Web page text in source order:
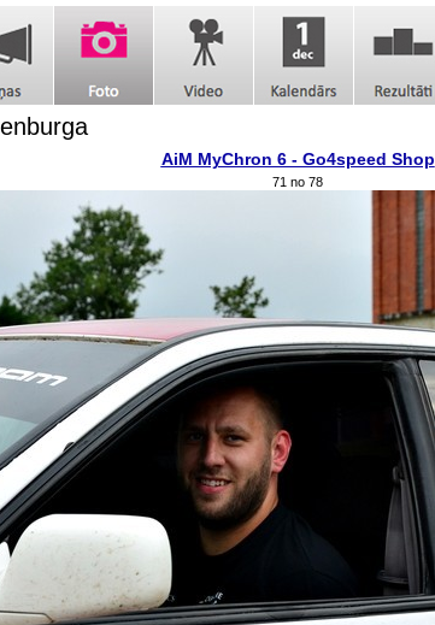
AiM MyChron 6 - Go4speed Shop
71 no 78